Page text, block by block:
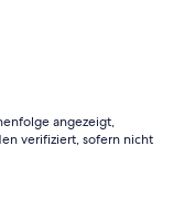
angezeigt,
verifiziert, sofern nicht